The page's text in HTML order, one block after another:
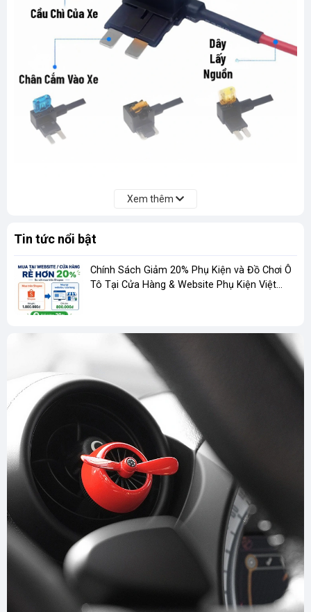
phù hợp với thiết bị bạn đang dùng (ví dụ đèn, loa, thiết bị phụ)
không bị lỏng lẻo
- Cầu chì của xe lắp ở vị trí phía dưới (sát chân cắm), cầu chì
cho thiết bị mới được lắp ở phía trên.
- Cầu chì mới ko sử dụng điện áp lớn hơn cầu chì của xe được
Xem thêm
Tin tức nổi bật
Chính Sách Giảm 20% Phụ Kiện và Đồ Chơi Ô
Tô Tại Cửa Hàng & Website Phụ Kiện Việt